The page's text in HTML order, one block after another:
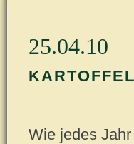
25.04.10
Wie jedes